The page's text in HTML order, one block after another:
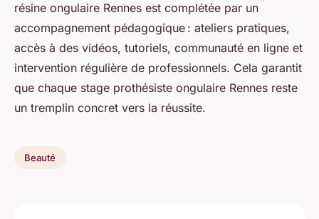
résine ongulaire Rennes est complétée par un
accompagnement pédagogique : ateliers pratiques,
accès à des vidéos, tutoriels, communauté en ligne et
intervention régulière de professionnels. Cela garantit
que chaque stage prothésiste ongulaire Rennes reste
un tremplin concret vers la réussite.
Beauté